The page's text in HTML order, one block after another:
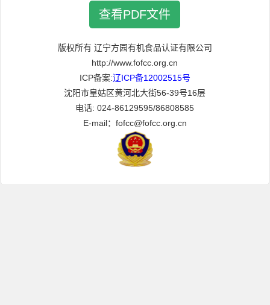
查看PDF文件
版权所有 辽宁方园有机食品认证有限公司
http://www.fofcc.org.cn
ICP备案:辽ICP备12002515号
沈阳市皇姑区黄河北大街56-39号16层
电话: 024-86129595/86808585
E-mail：fofcc@fofcc.org.cn